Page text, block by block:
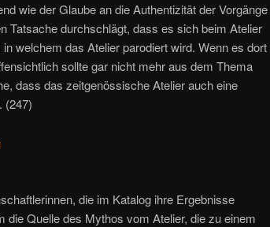
wie der Glaube an die Authentizität der Vorgänge
Tatsache durchschlägt, dass es sich beim Atelier
welchem das Atelier parodiert wird. Wenn es dort
sollte gar nicht mehr aus dem Thema
dass das zeitgenössische Atelier auch eine
(247)
die im Katalog ihre Ergebnisse
die Quelle des Mythos vom Atelier, die zu einem